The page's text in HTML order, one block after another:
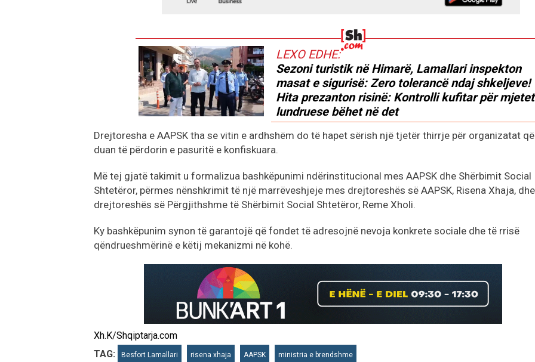
LEXO EDHE:
Sezoni turistik në Himarë, Lamallari inspekton
masat e sigurisë: Zero tolerancë ndaj shkeljeve!
Hita prezanton risinë: Kontrolli kufitar për mjetet
lundruese bëhet në det
Drejtoresha e AAPSK tha se vitin e ardhshëm do të hapet sërish një tjetër thirrje për organizatat që
duan të përdorin e pasuritë e konfiskuara.
Më tej gjatë takimit u formalizua bashkëpunimi ndërinstitucional mes AAPSK dhe Shërbimit Social
Shtetëror, përmes nënshkrimit të një marrëveshjeje mes drejtoreshës së AAPSK, Risena Xhaja, dhe
drejtoreshës së Përgjithshme të Shërbimit Social Shtetëror, Reme Xholi.
Ky bashkëpunim synon të garantojë që fondet të adresojnë nevoja konkrete sociale dhe të rrisë
qëndrueshmërinë e këtij mekanizmi në kohë.
Xh.K/Shqiptarja.com
TAG:
Besfort Lamallari risena xhaja AAPSK ministria e brendshme